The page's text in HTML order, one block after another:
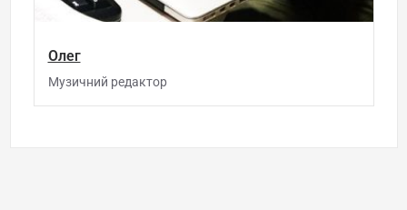
Олег
Музичний редактор